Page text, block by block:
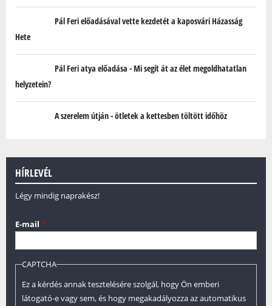
Pál Feri előadásával vette kezdetét a kaposvári Házasság
Hete
Pál Feri atya előadása - Mi segít át az élet megoldhatatlan
helyzetein?
A szerelem útján - ötletek a kettesben töltött időhöz
HÍRLEVÉL
Légy mindig naprakész!
E-mail *
CAPTCHA
Ez a kérdés annak tesztelésére szolgál, hogy Ön emberi
látogató-e vagy sem, és hogy megakadályozza az automatikus